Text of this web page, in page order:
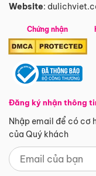
Website:
Chứng nhận
Đăng ký nhận thông
Nhập email để có cơ
của Quý khách